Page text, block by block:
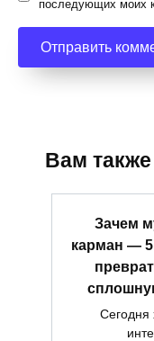
последующих моих
Вам
Зачем
карман —
Сегодня